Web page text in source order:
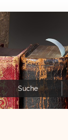
Suche